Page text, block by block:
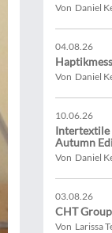
Von Daniel
04.08.26
Von Daniel
10.06.26
Intertextile
Autumn
Von Daniel
03.08.26
CHT
Von Larissa